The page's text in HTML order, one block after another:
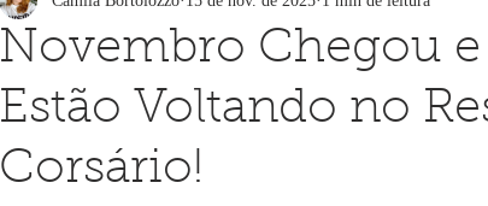
Novembro Chegou e
Estão Voltando no
Corsário!